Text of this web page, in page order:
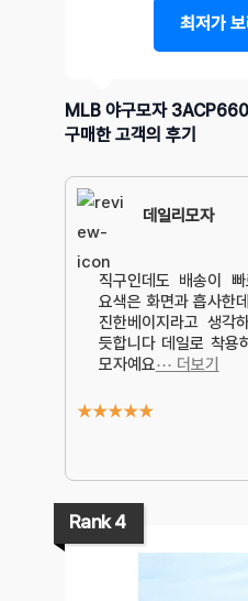
최저가 보
MLB 야구모자
구매한 고객의 후기
데일리모자
직구인데도 배송이 빠
요색은 화면과 흡사한
진한베이지라고 생각
듯합니다 데일로 착용
모자예요⋯ 더보기
★★★★★
Rank 4